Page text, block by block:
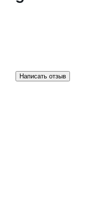
Написать отзыв